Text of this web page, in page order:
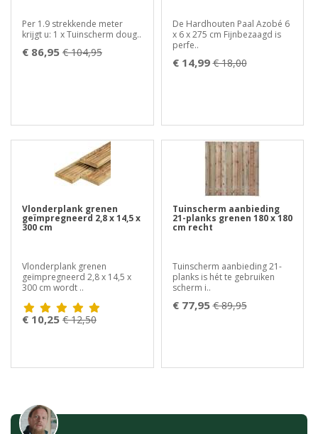
Per 1.9 strekkende meter
krijgt u: 1 x Tuinscherm doug..
€ 86,95 € 104,95
De Hardhouten Paal Azobé 6
x 6 x 275 cm Fijnbezaagd is
perfe..
€ 14,99 € 18,00
Vlonderplank grenen
geïmpregneerd 2,8 x 14,5 x
300 cm
Vlonderplank grenen
geïmpregneerd 2,8 x 14,5 x
300 cm wordt ..
€ 10,25 € 12,50
Tuinscherm aanbieding
21-planks grenen 180 x 180
cm recht
Tuinscherm aanbieding 21-
planks is hét te gebruiken
scherm i..
€ 77,95 € 89,95